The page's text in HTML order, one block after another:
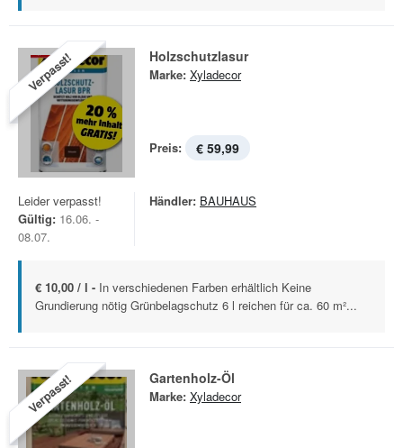
Verpasst! Holzschutzlasur
Marke: Xyladecor
Preis: € 59,99
Leider verpasst!
Gültig: 16.06. -
08.07.
Händler: BAUHAUS
€ 10,00 / l - In verschiedenen Farben erhältlich Keine
Grundierung nötig Grünbelagschutz 6 l reichen für ca. 60 m²...
Verpasst! Gartenholz-Öl
Marke: Xyladecor